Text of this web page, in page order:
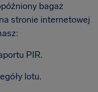
bagaż
stronie internetowej
PIR.
lotu.